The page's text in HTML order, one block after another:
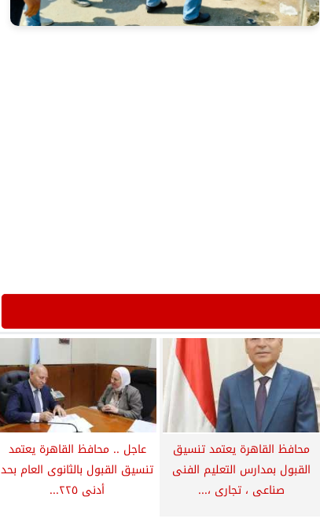
محافظ القاهرة يعتمد تنسيق
القبول بمدارس التعليم الفنى
صناعى ، تجارى ،...
عاجل .. محافظ القاهرة يعتمد
تنسيق القبول بالثانوى العام بحد
أدنى ٢٢٥...